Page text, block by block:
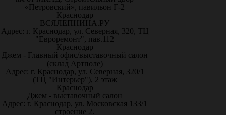
«Петровский», павильон Г-2
Краснодар
ВСЯЛЕПНИНА.РУ
Адрес: г. Краснодар, ул. Северная, 320, ТЦ
"Евроремонт", пав.112
Краснодар
Джем - Главный офис/выставочный салон
(склад Артполе)
Адрес: г. Краснодар, ул. Северная, 320/1
(ТЦ "Интерьер"), 2 этаж
Краснодар
Джем - выставочный салон
Адрес: г. Краснодар, ул. Московская 133/1
строение 2.